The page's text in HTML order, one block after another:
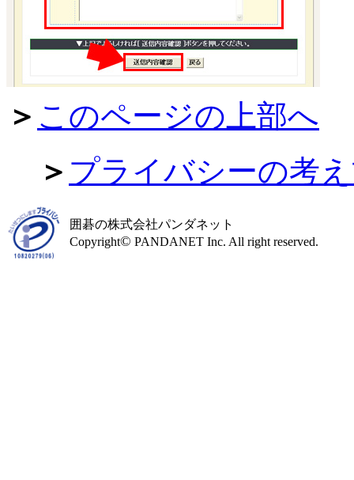
＞ このページの上部へ
＞ プライバシーの考
囲碁の株式会社パンダネット
Copyright© PANDANET Inc. All right reserved.